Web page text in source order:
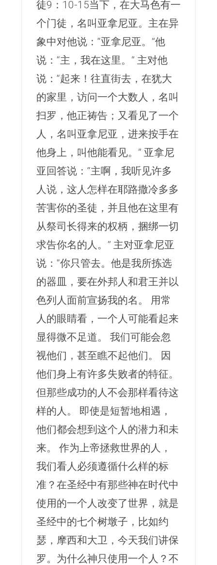
徒9：10-15当下，在大马色有一
个门徒，名叫亚拿尼亚。主在异
象中对他说：“亚拿尼亚。”他
说：“主，我在这里。” 主对他
说：“起来！往直街去，在犹大
的家里，访问一个大数人，名叫
扫罗，他正祷告；又看见了一个
人，名叫亚拿尼亚，进来按手在
他身上，叫他能看见。” 亚拿尼
亚回答说：“主啊，我听见许多
人说，这人怎样在耶路撒冷多多
苦害你的圣徒，并且他在这里有
从祭司长得来的权柄，捆绑一切
求告你名的人。” 主对亚拿尼亚
说：“你只管去。他是我所拣选
的器皿，要在外邦人和君王并以
色列人面前宣扬我的名。 用常
人的眼睛看，一个人可能看起来
显得微不足道。 我们可能会忽
视他们，甚至瞧不起他们。 因
他们身上有许多失败者的特征。
但那些成功的人不会那样看待这
样的人。 即使是短暂地相遇，
他们都会想到这个人的潜力和未
来。 作为上帝拯救世界的人，
我们看人必须遵循什么样的标
准？在圣经中有那些神在时代中
使用的一个人改变了世界，就是
圣经中的七个树墩子，比如约
瑟，摩西和大卫，今天我们讲保
罗。为什么神只使用一个人？不